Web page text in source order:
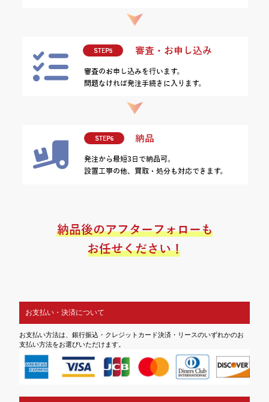
お支払い・決済について
お支払い方法は、銀行振込・クレジットカード決済・リースのいずれかのお
支払い方法をお選びいただけます。